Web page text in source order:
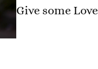
Give some Love